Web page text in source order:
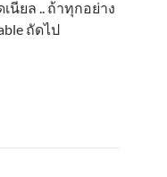
นียล .. ถ้าทุกอย่าง
ถัดไป